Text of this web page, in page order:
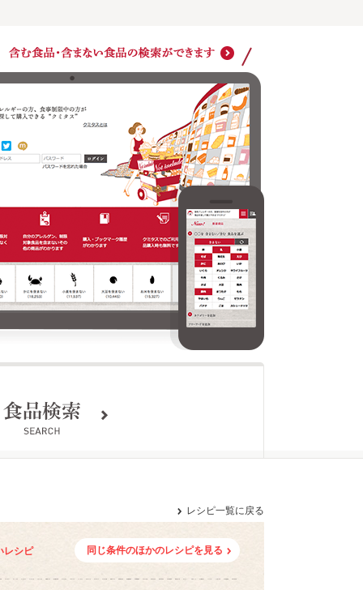
アレルゲン、食事制限対象食品を毎回設定しなくても
レシピ一覧に戻る
レシピ 同じ条件のほかのレシピを見る